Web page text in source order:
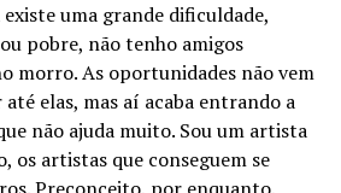
uma grande dificuldade,
pobre, não tenho amigos
morro. As oportunidades não vem
elas, mas aí acaba entrando a
não ajuda muito. Sou um artista
os artistas que conseguem se